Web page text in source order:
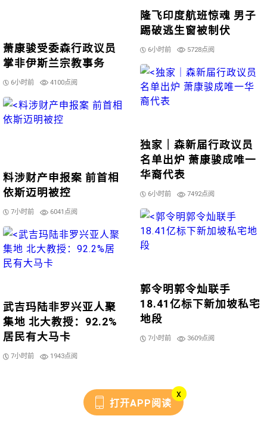
隆飞印度航班惊魂 男子
踢破逃生窗被制伏
6小时前 5728点阅
萧康骏受委森行政议员
掌非伊斯兰宗教事务
6小时前 4100点阅
独家｜森新届行政议员
名单出炉 萧康骏成唯一
华裔代表
6小时前 7492点阅
料涉财产申报案 前首相
依斯迈明被控
7小时前 6041点阅
郭令明郭令灿联手
18.41亿标下新加坡私宅
地段
7小时前 3609点阅
武吉玛陆非罗兴亚人聚
集地 北大教授：92.2%
居民有大马卡
7小时前 1943点阅
打开APP阅读
x